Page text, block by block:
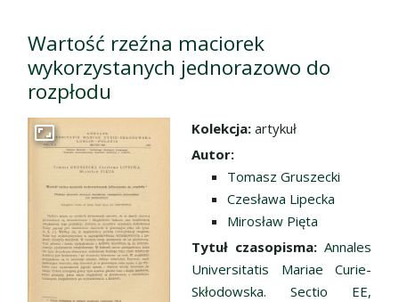
Wartość rzeźna maciorek
wykorzystanych jednorazowo do
rozpłodu
Przejdź do zbioru
Kolekcja: artykuł
Autor:
Tomasz Gruszecki
Czesława Lipecka
Mirosław Pięta
Tytuł czasopisma: Annales
Universitatis Mariae Curie-
Skłodowska. Sectio EE,